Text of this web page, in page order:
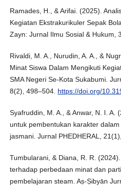
Ramades, H., & Arifai. (2025).
Kegiatan Ekstrakurikuler Sepak
Zayn: Jurnal Ilmu Sosial & Hukum,
Rivaldi, M. A., Nurudin, A. A., &
Minat Siswa Dalam Mengikuti
SMA Negeri Se-Kota Sukabumi.
8(2), 498–504. https://doi.org/
Syafruddin, M. A., & Anwar, N. I. A.
untuk pembentukan karakter
jasmani. Jurnal PHEDHERAL,
Tumbularani, & Diana, R. R.
terhadap perbedaan minat dan
pembelajaran steam. Aṣ-Ṣibyān